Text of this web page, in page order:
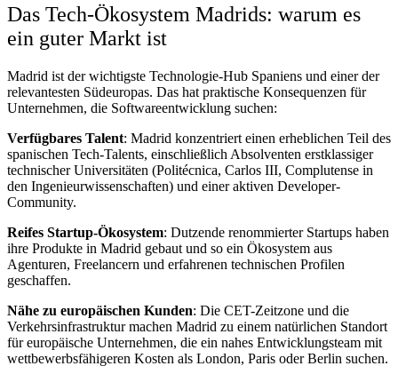
Das Tech-Ökosystem Madrids: warum es
ein guter Markt ist
Madrid ist der wichtigste Technologie-Hub Spaniens und einer der
relevantesten Südeuropas. Das hat praktische Konsequenzen für
Unternehmen, die Softwareentwicklung suchen:
Verfügbares Talent: Madrid konzentriert einen erheblichen Teil des
spanischen Tech-Talents, einschließlich Absolventen erstklassiger
technischer Universitäten (Politécnica, Carlos III, Complutense in
den Ingenieurwissenschaften) und einer aktiven Developer-
Community.
Reifes Startup-Ökosystem: Dutzende renommierter Startups haben
ihre Produkte in Madrid gebaut und so ein Ökosystem aus
Agenturen, Freelancern und erfahrenen technischen Profilen
geschaffen.
Nähe zu europäischen Kunden: Die CET-Zeitzone und die
Verkehrsinfrastruktur machen Madrid zu einem natürlichen Standort
für europäische Unternehmen, die ein nahes Entwicklungsteam mit
wettbewerbsfähigeren Kosten als London, Paris oder Berlin suchen.